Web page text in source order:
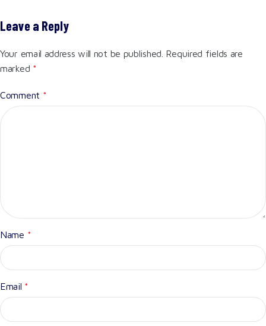
Leave a Reply
Your email address will not be published. Required fields are
marked *
Comment *
Name *
Email *